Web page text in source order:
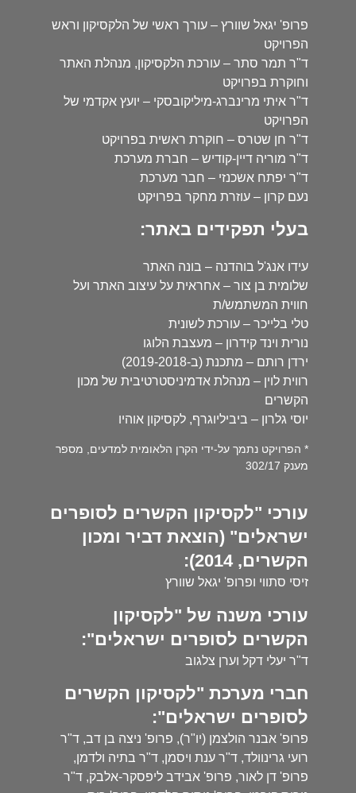
פרופ' יגאל שוורץ – עורך ראשי של הלקסיקון וראש
הפרויקט
ד"ר תמר סתר – עורכת הלקסיקון, מנהלת האתר
וחוקרת בפרויקט
ד"ר איתי מרינברג-מיליקובסקי – יועץ אקדמי של
הפרויקט
ד"ר חן שטרס – חוקרת ראשית בפרויקט
ד"ר מוריה דיין-קודיש – חברת מערכת
ד"ר יפתח אשכנזי – חבר מערכת
נעם קרון – עוזרת מחקר בפרויקט
בעלי תפקידים באתר:
עידו אנג'ל בוהדנה – בונה האתר
שלומית בן צור – אחראית על עיצוב האתר ועל
חווית המשתמש/ת
טלי בלייכר – עורכת לשונית
נורית וינד קידרון – מעצבת הלוגו
ירדן רותם – מתכנת (ב-2019-2018)
רווית לוין – מנהלת אדמיניסטרטיבית של מכון
הקשרים
יוסי גלרון – ביביליוגרף, לקסיקון אוהיו
* הפרויקט נתמך על-ידי הקרן הלאומית למדעים, מספר
מענק 302/17
עורכי "לקסיקון הקשרים לסופרים
ישראלים" (הוצאת דביר ומכון
הקשרים, 2014):
זיסי סתווי ופרופ' יגאל שוורץ
עורכי משנה של "לקסיקון
הקשרים לסופרים ישראלים":
ד"ר יעלי דקל וערן צלגוב
חברי מערכת "לקסיקון הקשרים
לסופרים ישראלים":
פרופ' אבנר הולצמן (יו"ר), פרופ' ניצה בן דב, ד"ר
רועי גרינוולד, ד"ר ענת ויסמן, ד"ר בתיה ולדמן,
פרופ' דן לאור, פרופ' אבידב ליפסקר-אלבק, ד"ר